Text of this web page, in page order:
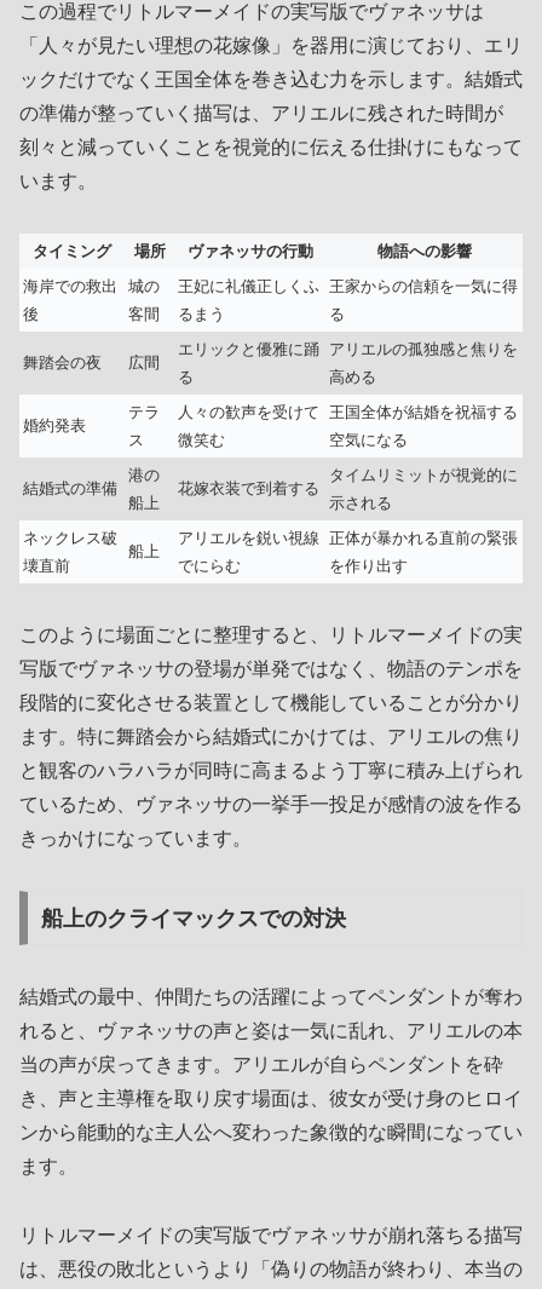
この過程でリトルマーメイドの実写版でヴァネッサは
「人々が見たい理想の花嫁像」を器用に演じており、エリ
ックだけでなく王国全体を巻き込む力を示します。結婚式
の準備が整っていく描写は、アリエルに残された時間が
刻々と減っていくことを視覚的に伝える仕掛けにもなって
います。
タイミング 場所 ヴァネッサの行動
物語への影響
海岸での救出
後
城の
客間
王妃に礼儀正しくふ
るまう
王家からの信頼を一気に得
る
舞踏会の夜 広間
エリックと優雅に踊
る
アリエルの孤独感と焦りを
高める
婚約発表
テラ
ス
人々の歓声を受けて
微笑む
王国全体が結婚を祝福する
空気になる
結婚式の準備
港の
船上
花嫁衣装で到着する
タイムリミットが視覚的に
示される
ネックレス破
壊直前
船上
アリエルを鋭い視線
でにらむ
正体が暴かれる直前の緊張
を作り出す
このように場面ごとに整理すると、リトルマーメイドの実
写版でヴァネッサの登場が単発ではなく、物語のテンポを
段階的に変化させる装置として機能していることが分かり
ます。特に舞踏会から結婚式にかけては、アリエルの焦り
と観客のハラハラが同時に高まるよう丁寧に積み上げられ
ているため、ヴァネッサの一挙手一投足が感情の波を作る
きっかけになっています。
船上のクライマックスでの対決
結婚式の最中、仲間たちの活躍によってペンダントが奪わ
れると、ヴァネッサの声と姿は一気に乱れ、アリエルの本
当の声が戻ってきます。アリエルが自らペンダントを砕
き、声と主導権を取り戻す場面は、彼女が受け身のヒロイ
ンから能動的な主人公へ変わった象徴的な瞬間になってい
ます。
リトルマーメイドの実写版でヴァネッサが崩れ落ちる描写
は、悪役の敗北というより「偽りの物語が終わり、本当の